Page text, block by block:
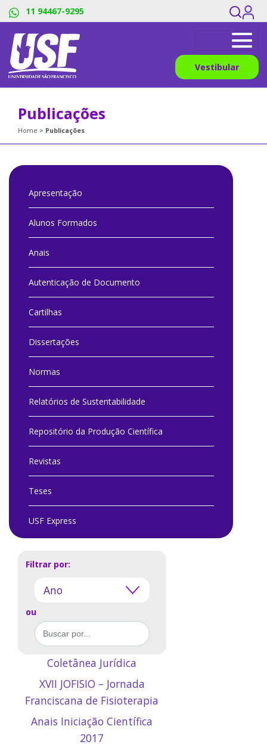
11 94467-9295
Vestibular
Publicações
Home Publicações
Apresentação
Alunos Formados
Anais
Autenticação de Documento
Cartilhas
Dissertações
Normas
Relatórios de Sustentabilidade
Repositório da Produção Científica
Revistas
Teses
USF Express
Filtrar por:
ou
Coletânea Jurídica
XVII JOFISIO – Jornada
Franciscana de Fisioterapia
Anais Iniciação Científica
2017